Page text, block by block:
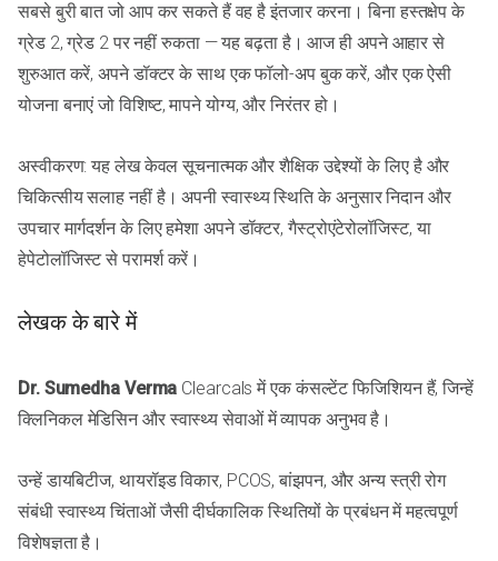
सबसे बुरी बात जो आप कर सकते हैं वह है इंतजार करना। बिना हस्तक्षेप के
ग्रेड 2, ग्रेड 2 पर नहीं रुकता — यह बढ़ता है। आज ही अपने आहार से
शुरुआत करें, अपने डॉक्टर के साथ एक फॉलो-अप बुक करें, और एक ऐसी
योजना बनाएं जो विशिष्ट, मापने योग्य, और निरंतर हो।
अस्वीकरण: यह लेख केवल सूचनात्मक और शैक्षिक उद्देश्यों के लिए है और
चिकित्सीय सलाह नहीं है। अपनी स्वास्थ्य स्थिति के अनुसार निदान और
उपचार मार्गदर्शन के लिए हमेशा अपने डॉक्टर, गैस्ट्रोएंटेरोलॉजिस्ट, या
हेपेटोलॉजिस्ट से परामर्श करें।
लेखक के बारे में
Dr. Sumedha Verma Clearcals में एक कंसल्टेंट फिजिशियन हैं, जिन्हें
क्लिनिकल मेडिसिन और स्वास्थ्य सेवाओं में व्यापक अनुभव है।
उन्हें डायबिटीज, थायरॉइड विकार, PCOS, बांझपन, और अन्य स्त्री रोग
संबंधी स्वास्थ्य चिंताओं जैसी दीर्घकालिक स्थितियों के प्रबंधन में महत्वपूर्ण
विशेषज्ञता है।